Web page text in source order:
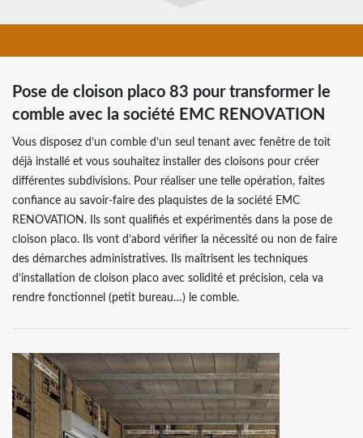
Pose de cloison placo 83 pour transformer le
comble avec la société EMC RENOVATION
Vous disposez d’un comble d’un seul tenant avec fenêtre de toit
déjà installé et vous souhaitez installer des cloisons pour créer
différentes subdivisions. Pour réaliser une telle opération, faites
confiance au savoir-faire des plaquistes de la société EMC
RENOVATION. Ils sont qualifiés et expérimentés dans la pose de
cloison placo. Ils vont d’abord vérifier la nécessité ou non de faire
des démarches administratives. Ils maîtrisent les techniques
d’installation de cloison placo avec solidité et précision, cela va
rendre fonctionnel (petit bureau…) le comble.